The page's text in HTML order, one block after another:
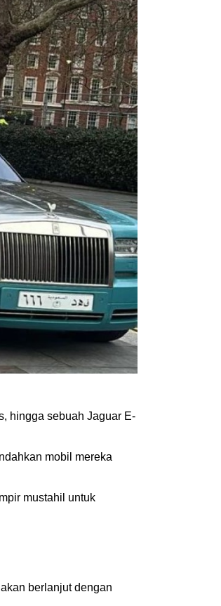
hingga sebuah Jaguar E-
mobil mereka
mustahil untuk
berlanjut dengan